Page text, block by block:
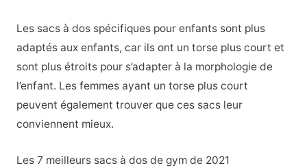
Les sacs à dos spécifiques pour enfants sont plus
adaptés aux enfants, car ils ont un torse plus court et
sont plus étroits pour s’adapter à la morphologie de
l’enfant. Les femmes ayant un torse plus court
peuvent également trouver que ces sacs leur
conviennent mieux.
Les 7 meilleurs sacs à dos de gym de 2021